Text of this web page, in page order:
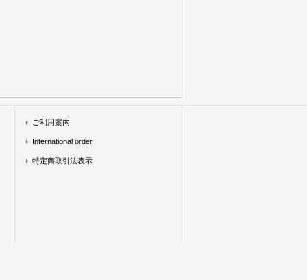
ご利用案内
International order
特定商取引法表示